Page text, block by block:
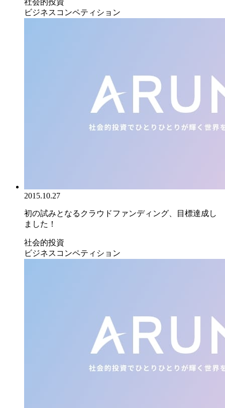
ビジネスコンペティション
2015.10.27
初の試みとなるクラウドファンディング、目標達成し
ました！
社会的投資
ビジネスコンペティション